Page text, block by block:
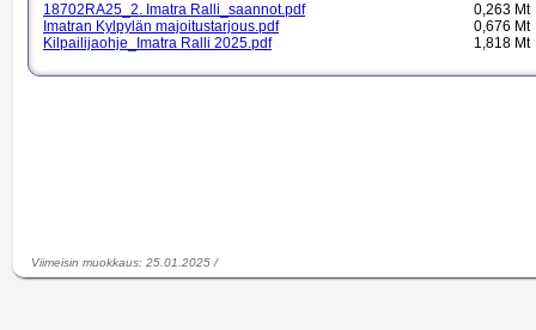
18702RA25_2. Imatra Ralli_saannot.pdf
0,263 Mt
Imatran Kylpylän majoitustarjous.pdf
0,676 Mt
Kilpailijaohje_Imatra Ralli 2025.pdf
1,818 Mt
Viimeisin muokkaus: 25.01.2025 /